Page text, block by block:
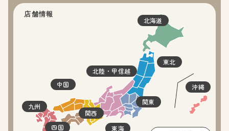
店舗情報
北海道
東北
関東
北陸・甲信越
東海
関西
四国
中国
九州
沖縄